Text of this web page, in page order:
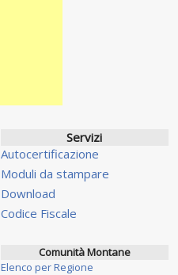
Servizi
Autocertificazione
Moduli da stampare
Download
Codice Fiscale
Comunità Montane
Elenco per Regione